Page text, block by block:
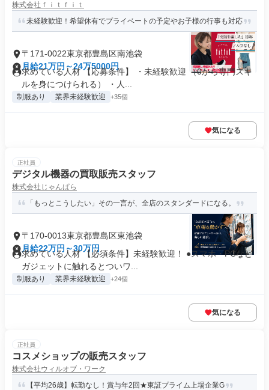
株式会社ｆｉｔｆｉｔ
未経験歓迎！希望休有でプライベートの予定やお子様の行事も対応
〒171-0022東京都豊島区南池袋
月給21万円～24万5000円
求めている人材 【応募条件】 ・未経験歓迎 （0から専門スキ
ルを身につけられる） ・人...
制服あり 業界未経験歓迎 +35個
気になる
正社員
デジタル機器の買取販売スタッフ
株式会社じゃんぱら
「もっとこうしたい」その一言が、全店のスタンダードになる。
〒170-0013東京都豊島区東池袋
月給22万円～30万円
求めている人材 【必須条件】未経験歓迎！ ●スマホ・PCなど
ガジェットに触れるとついワ...
制服あり 業界未経験歓迎 +24個
気になる
正社員
コスメショップの販売スタッフ
株式会社ウィルオブ・ワーク
【平均26歳】転勤なし！賞与年2回★東証プライム上場企業G